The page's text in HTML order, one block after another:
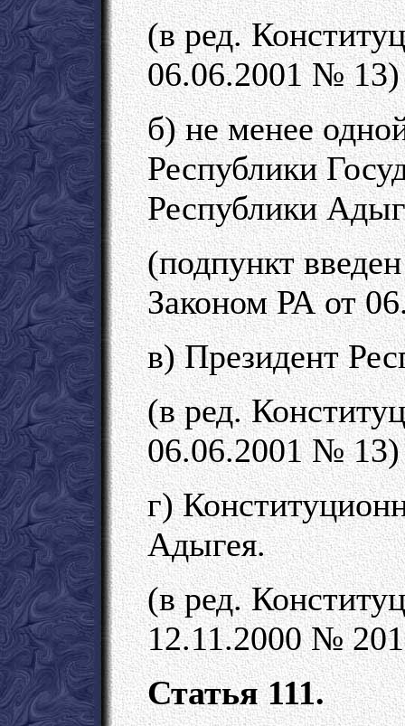
(в ред.
06.06.2001 № 13)
б) не менее
Республики
Республики
(подпункт
Законом РА от
в) Президент
(в ред.
06.06.2001 № 13)
г)
Адыгея.
(в ред.
12.11.2000 №
Статья 111.